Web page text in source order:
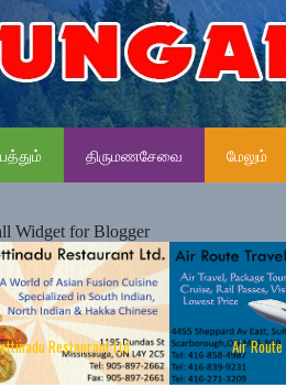
திருமணசேவை மேலும்
Restaurant Ltd Air